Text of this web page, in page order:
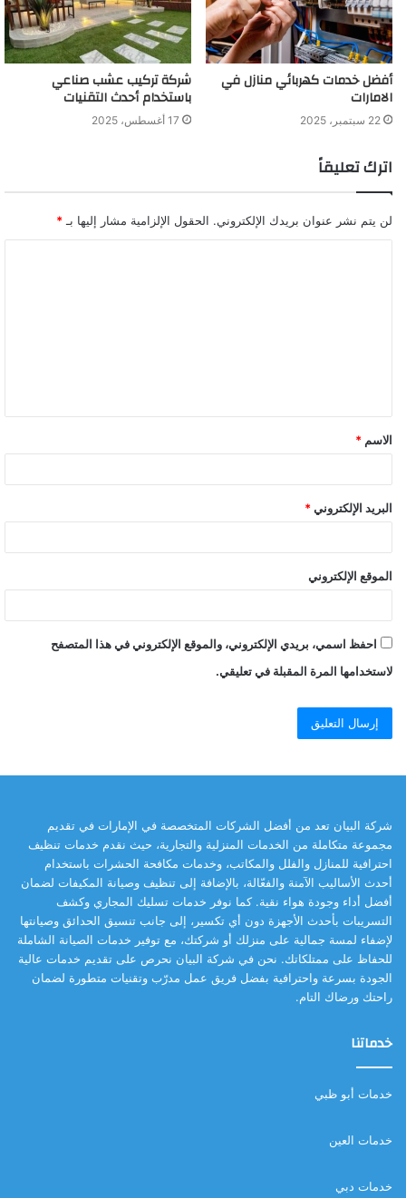
أفضل خدمات كهربائي منازل في
الامارات
22 سبتمبر، 2025
شركة تركيب عشب صناعي
باستخدام أحدث التقنيات
17 أغسطس، 2025
اترك تعليقاً
لن يتم نشر عنوان بريدك الإلكتروني. الحقول الإلزامية مشار إليها بـ *
ق
*
الاسم *
البريد الإلكتروني *
الموقع الإلكتروني
احفظ اسمي، بريدي الإلكتروني، والموقع الإلكتروني في هذا المتصفح
لاستخدامها المرة المقبلة في تعليقي.
شركة البيان تعد من أفضل الشركات المتخصصة في الإمارات في تقديم
مجموعة متكاملة من الخدمات المنزلية والتجارية، حيث نقدم خدمات تنظيف
احترافية للمنازل والفلل والمكاتب، وخدمات مكافحة الحشرات باستخدام
أحدث الأساليب الآمنة والفعّالة، بالإضافة إلى تنظيف وصيانة المكيفات لضمان
أفضل أداء وجودة هواء نقية. كما نوفر خدمات تسليك المجاري وكشف
التسريبات بأحدث الأجهزة دون أي تكسير، إلى جانب تنسيق الحدائق وصيانتها
لإضفاء لمسة جمالية على منزلك أو شركتك، مع توفير خدمات الصيانة الشاملة
للحفاظ على ممتلكاتك. نحن في شركة البيان نحرص على تقديم خدمات عالية
الجودة بسرعة واحترافية بفضل فريق عمل مدرّب وتقنيات متطورة لضمان
راحتك ورضاك التام.
خدماتنا
خدمات أبو ظبي
خدمات العين
خدمات دبي